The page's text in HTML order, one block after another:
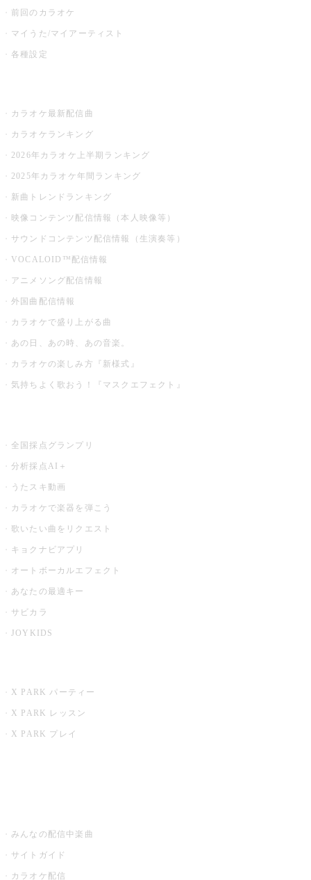
前回のカラオケ
マイうた/マイアーティスト
各種設定
カラオケ最新配信曲
カラオケランキング
2026年カラオケ上半期ランキング
2025年カラオケ年間ランキング
新曲トレンドランキング
映像コンテンツ配信情報（本人映像等）
サウンドコンテンツ配信情報（生演奏等）
VOCALOID™配信情報
アニメソング配信情報
外国曲配信情報
カラオケで盛り上がる曲
あの日、あの時、あの音楽。
カラオケの楽しみ方『新様式』
気持ちよく歌おう！『マスクエフェクト』
全国採点グランプリ
分析採点AI＋
うたスキ動画
カラオケで楽器を弾こう
歌いたい曲をリクエスト
キョクナビアプリ
オートボーカルエフェクト
あなたの最適キー
サビカラ
JOYKIDS
X PARK パーティー
X PARK レッスン
X PARK プレイ
みんなの配信中楽曲
サイトガイド
カラオケ配信